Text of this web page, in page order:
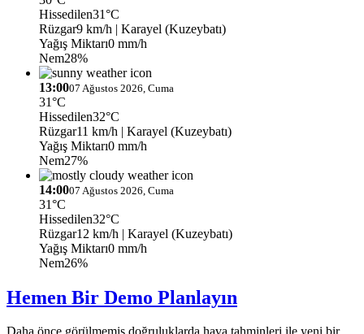
Hissedilen31°C
Rüzgar9 km/h | Karayel (Kuzeybatı)
Yağış Miktarı0 mm/h
Nem28%
13:0007 Ağustos 2026, Cuma
31°C
Hissedilen32°C
Rüzgar11 km/h | Karayel (Kuzeybatı)
Yağış Miktarı0 mm/h
Nem27%
14:0007 Ağustos 2026, Cuma
31°C
Hissedilen32°C
Rüzgar12 km/h | Karayel (Kuzeybatı)
Yağış Miktarı0 mm/h
Nem26%
Hemen Bir Demo Planlayın